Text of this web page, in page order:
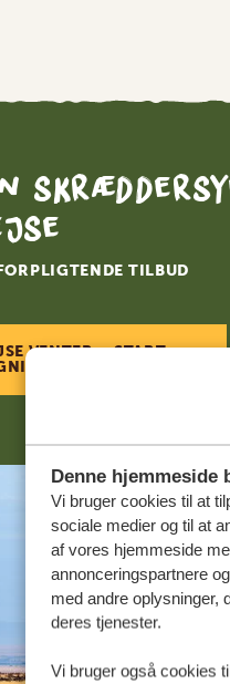
Denne hjemmeside
Vi bruger cookies til at
sociale medier og til at
af vores hjemmeside
annonceringspartnere
med andre oplysninger,
deres tjenester.
Vi bruger også cookies
TILBUD
VENTER – START
NU